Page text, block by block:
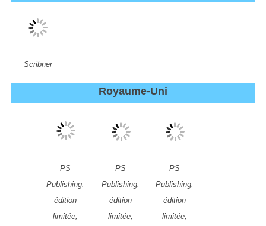
Scribner
Royaume-Uni
PS
Publishing.
édition
limitée,
PS
Publishing.
édition
limitée,
PS
Publishing.
édition
limitée,